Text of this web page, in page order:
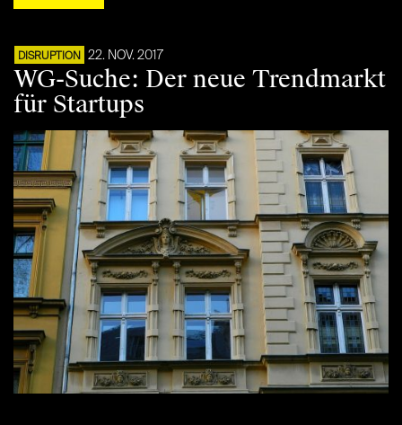
DISRUPTION 22. NOV. 2017
WG-Suche: Der neue Trendmarkt
für Startups